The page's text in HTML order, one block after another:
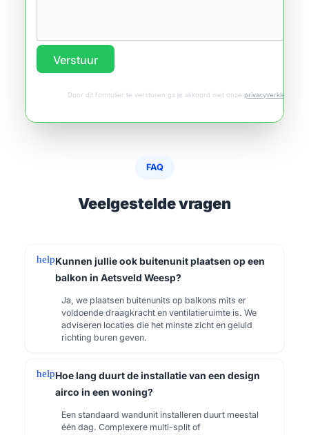
Verstuur
Door dit formulier te versturen ga je akkoord met onze privacyverklaring
FAQ
Veelgestelde vragen
helpKunnen jullie ook buitenunit plaatsen op een
balkon in Aetsveld Weesp?
Ja, we plaatsen buitenunits op balkons mits er
voldoende draagkracht en ventilatieruimte is. We
adviseren locaties die het minste zicht en geluid
richting buren geven.
helpHoe lang duurt de installatie van een design
airco in een woning?
Een standaard wandunit installeren duurt meestal
één dag. Complexere multi-split of